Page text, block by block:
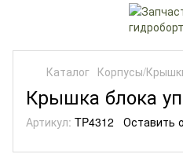
Каталог Корпусы/
Крышка блока
Артикул: TP4312 Оставить